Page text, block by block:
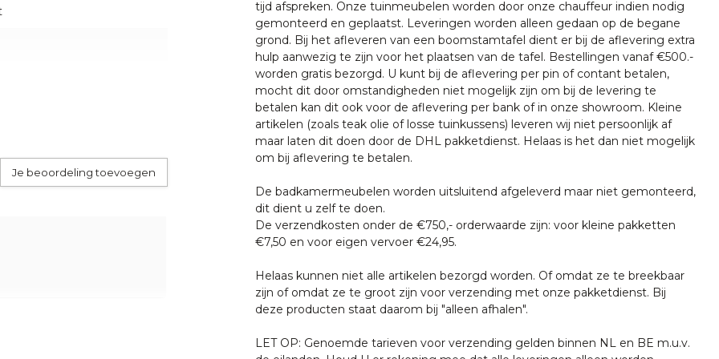
alleen het allerbeste
op productie of
of andere invloeden
een van onze
klaar staan om u te
installatie nauwkeurig af te
Je beoordeling toevoegen
tijd afspreken. Onze tuinmeubelen worden door onze chauffeur indien nodig
gemonteerd en geplaatst. Leveringen worden alleen gedaan op de begane
grond. Bij het afleveren van een boomstamtafel dient er bij de aflevering extra
hulp aanwezig te zijn voor het plaatsen van de tafel. Bestellingen vanaf €500.-
worden gratis bezorgd. U kunt bij de aflevering per pin of contant betalen,
mocht dit door omstandigheden niet mogelijk zijn om bij de levering te
betalen kan dit ook voor de aflevering per bank of in onze showroom. Kleine
artikelen (zoals teak olie of losse tuinkussens) leveren wij niet persoonlijk af
maar laten dit doen door de DHL pakketdienst. Helaas is het dan niet mogelijk
om bij aflevering te betalen.
De badkamermeubelen worden uitsluitend afgeleverd maar niet gemonteerd,
dit dient u zelf te doen.
De verzendkosten onder de €750,- orderwaarde zijn: voor kleine pakketten
€7,50 en voor eigen vervoer €24,95.
Helaas kunnen niet alle artikelen bezorgd worden. Of omdat ze te breekbaar
zijn of omdat ze te groot zijn voor verzending met onze pakketdienst. Bij
deze producten staat daarom bij "alleen afhalen".
LET OP: Genoemde tarieven voor verzending gelden binnen NL en BE m.u.v.